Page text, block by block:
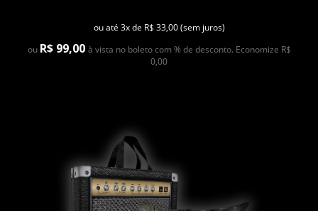
ou até 3x de R$ 33,00 (sem juros)
ou R$ 99,00 à vista no boleto com % de desconto. Economize R$
0,00